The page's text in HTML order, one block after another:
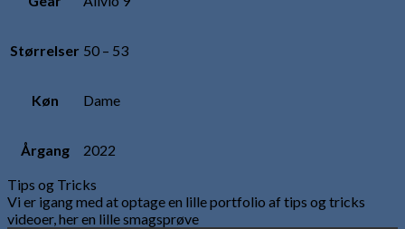
Størrelser 50 – 53
Køn Dame
Årgang
2022
Tips og Tricks
Vi er igang med at optage en lille portfolio af tips og tricks
videoer, her en lille smagsprøve